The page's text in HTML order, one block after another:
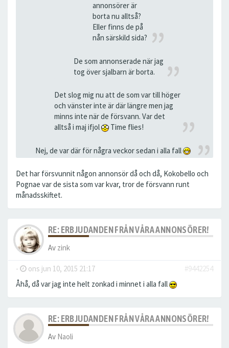
annonsörer är
borta nu alltså?
Eller finns de på
nån särskild sida?
De som annonserade när jag
tog över sjalbarn är borta.
Det slog mig nu att de som var till höger
och vänster inte är där längre men jag
minns inte när de försvann. Var det
alltså i maj ifjol
Time flies!
Nej, de var där för några veckor sedan i alla fall
Det har försvunnit någon annonsör då och då, Kokobello och
Pognae var de sista som var kvar, tror de försvann runt
månadsskiftet.
RE: ERBJUDANDEN FRÅN VÅRA ANNONSÖRER!
Av zink
- ons jun 10, 2015 21:17
#9442254
Åhå, då var jag inte helt zonkad i minnet i alla fall
RE: ERBJUDANDEN FRÅN VÅRA ANNONSÖRER!
Av Naoli